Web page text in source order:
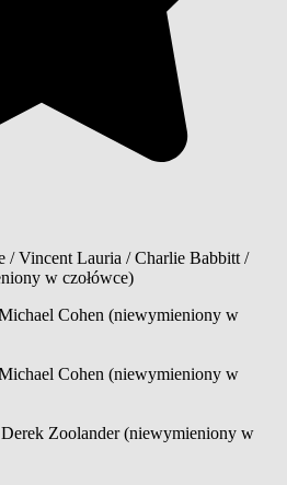
/ Vincent Lauria / Charlie Babbitt /
w czołówce)
Cohen (niewymieniony w
Cohen (niewymieniony w
Derek Zoolander(niewymieniony w